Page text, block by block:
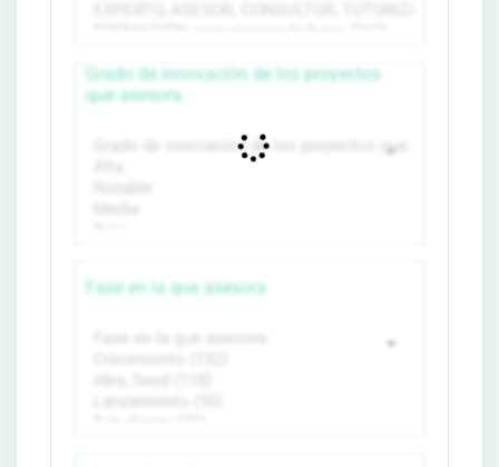
Grado de innovación de los proyectos
que asesora
Fase en la que asesora